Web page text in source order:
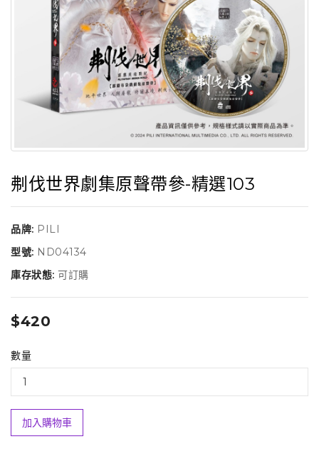
刜伐世界劇集原聲帶參-精選103
品牌: PILI
型號: ND04134
庫存狀態: 可訂購
$420
數量
加入購物車